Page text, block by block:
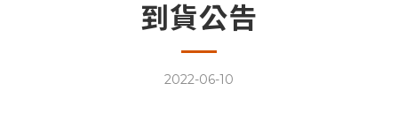
到貨公告
2022-06-10